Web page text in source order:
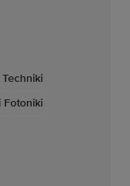
Fotoniki